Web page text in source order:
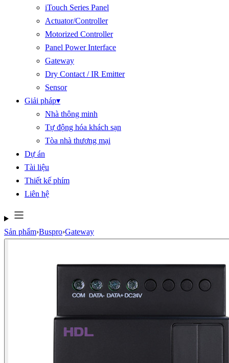
iTouch Series Panel
Actuator/Controller
Motorized Controller
Panel Power Interface
Gateway
Dry Contact / IR Emitter
Sensor
Giải pháp▾
Nhà thông minh
Tự động hóa khách sạn
Tòa nhà thương mại
Dự án
Tài liệu
Thiết kế phím
Liên hệ
Sản phẩm›Buspro›Gateway